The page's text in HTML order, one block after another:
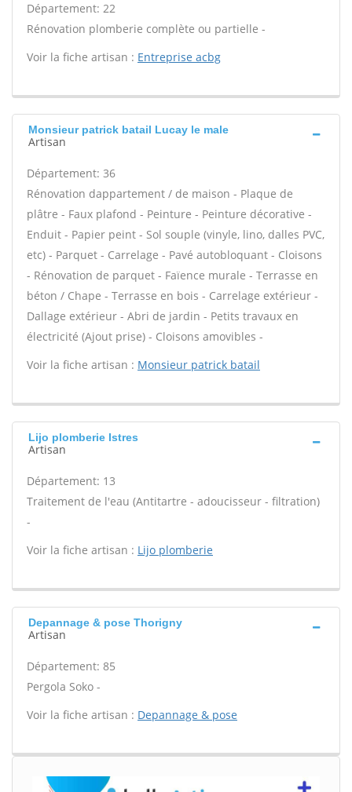
Département: 22
Rénovation plomberie complète ou partielle -
Voir la fiche artisan : Entreprise acbg
Monsieur patrick batail Lucay le male
Artisan
Département: 36
Rénovation dappartement / de maison - Plaque de
plâtre - Faux plafond - Peinture - Peinture décorative -
Enduit - Papier peint - Sol souple (vinyle, lino, dalles PVC,
etc) - Parquet - Carrelage - Pavé autobloquant - Cloisons
- Rénovation de parquet - Faïence murale - Terrasse en
béton / Chape - Terrasse en bois - Carrelage extérieur -
Dallage extérieur - Abri de jardin - Petits travaux en
électricité (Ajout prise) - Cloisons amovibles -
Voir la fiche artisan : Monsieur patrick batail
Lijo plomberie Istres
Artisan
Département: 13
Traitement de l'eau (Antitartre - adoucisseur - filtration)
-
Voir la fiche artisan : Lijo plomberie
Depannage & pose Thorigny
Artisan
Département: 85
Pergola Soko -
Voir la fiche artisan : Depannage & pose